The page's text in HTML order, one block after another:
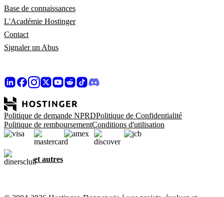
Base de connaissances
L'Académie Hostinger
Contact
Signaler un Abus
Politique de demande NPRDPolitique de Confidentialité
Politique de remboursementConditions d'utilisation
et autres